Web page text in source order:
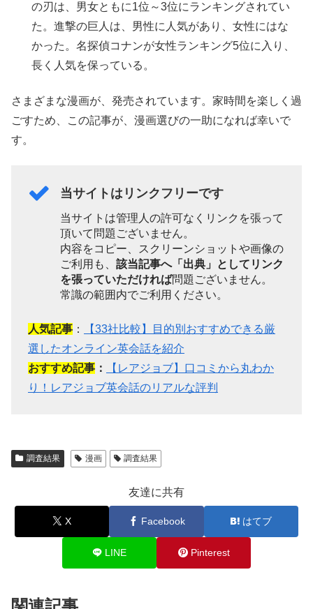
の刃は、男女ともに1位～3位にランキングされてい
た。進撃の巨人は、男性に人気があり、女性にはな
かった。名探偵コナンが女性ランキング5位に入り、
長く人気を保っている。
さまざまな漫画が、発売されています。家時間を楽しく過
ごすため、この記事が、漫画選びの一助になれば幸いで
す。
当サイトはリンクフリーです
当サイトは管理人の許可なくリンクを張って
頂いて問題ございません。
内容をコピー、スクリーンショットや画像の
ご利用も、 該当記事へ「出典」としてリンク
を張っていただければ問題ございません。
常識の範囲内でご利用ください。
人気記事 ：
【33社比較】目的別おすすめできる厳
選したオンライン英会話を紹介
おすすめ記事 ：
【レアジョブ】口コミから丸わか
り！レアジョブ英会話のリアルな評判
調査結果 漫画 調査結果
友達に共有
X Facebook はてブ
LINE Pinterest